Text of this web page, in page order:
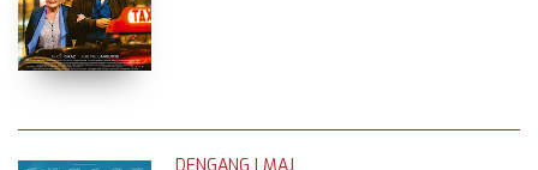
DENGANG I MAJ